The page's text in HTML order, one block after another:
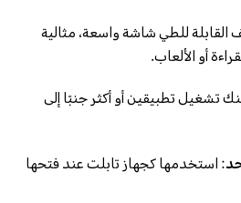
القابلة للطي شاشة واسعة، مثالية
أو الألعاب.
تشغيل تطبيقين أو أكثر جنبًا إلى
: استخدمها كجهاز تابلت عند فتحها